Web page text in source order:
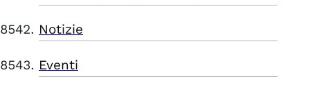
Notizie
Eventi